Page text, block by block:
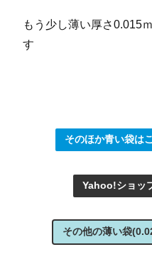
もう少し薄い厚さ0.015
す
そのほか青い袋は
Yahoo!ショッ
その他の薄い袋